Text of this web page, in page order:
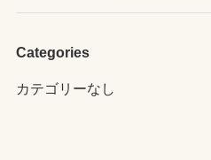
Categories
カテゴリーなし